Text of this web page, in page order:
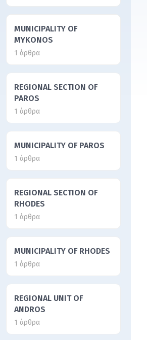
MUNICIPALITY OF
MYKONOS
1 άρθρα
REGIONAL SECTION OF
PAROS
1 άρθρα
MUNICIPALITY OF PAROS
1 άρθρα
REGIONAL SECTION OF
RHODES
1 άρθρα
MUNICIPALITY OF RHODES
1 άρθρα
REGIONAL UNIT OF
ANDROS
1 άρθρα